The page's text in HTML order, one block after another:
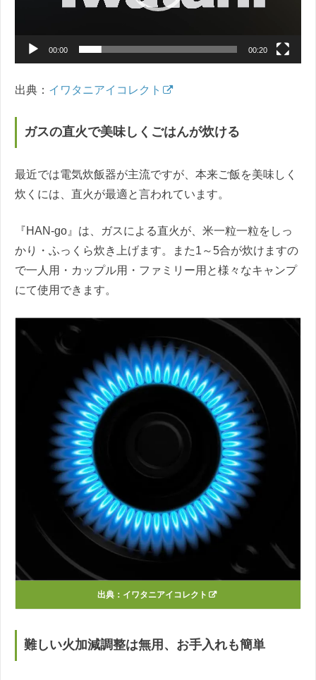
00:00 00:20
出典： イワタニアイコレクト
ガスの直火で美味しくごはんが炊ける
最近では電気炊飯器が主流ですが、本来ご飯を美味しく
炊くには、直火が最適と言われています。
『HAN-go』は、ガスによる直火が、米一粒一粒をしっ
かり・ふっくら炊き上げます。また1～5合が炊けますの
で一人用・カップル用・ファミリー用と様々なキャンプ
にて使用できます。
出典： イワタニアイコレクト
難しい火加減調整は無用、お手入れも簡単